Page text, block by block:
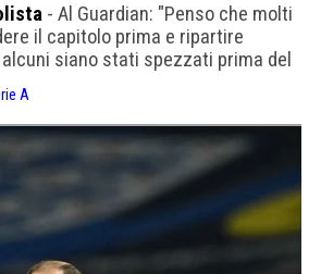
- Al Guardian: "Penso che molti
il capitolo prima e ripartire
siano stati spezzati prima del
A